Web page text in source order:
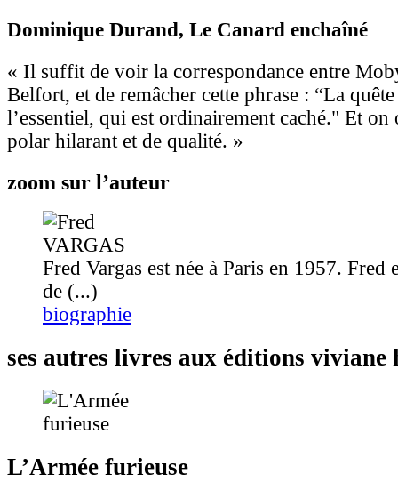
Dominique Durand, Le Canard enchaîné
« Il suffit de voir la correspondance entre
Belfort, et de remâcher cette phrase : “La
l’essentiel, qui est ordinairement caché." Et
polar hilarant et de qualité. »
zoom sur l’auteur
Fred Vargas est née à Paris en 1957.
de (...)
biographie
ses autres livres aux éditions viviane
L’Armée furieuse